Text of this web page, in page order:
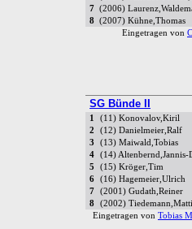
7 (2006)
8 (2007) Kühne,Thomas
Eingetragen von
SG Bünde II
1
(11) Konovalov,Kiril
2 (12) Danielmeier,Ralf
3 (13) Maiwald,Tobias
4 (14) Altenbernd,Jannis-
5 (15) Kröger,Tim
6 (16) Hagemeier,Ulrich
7 (2001) Gudath,Reiner
8 (2002)
Eingetragen von Tobias